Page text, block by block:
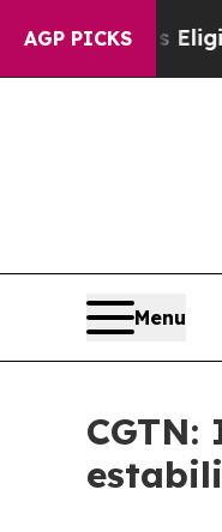
AGP PICKS
He’s Eligible for
Menu